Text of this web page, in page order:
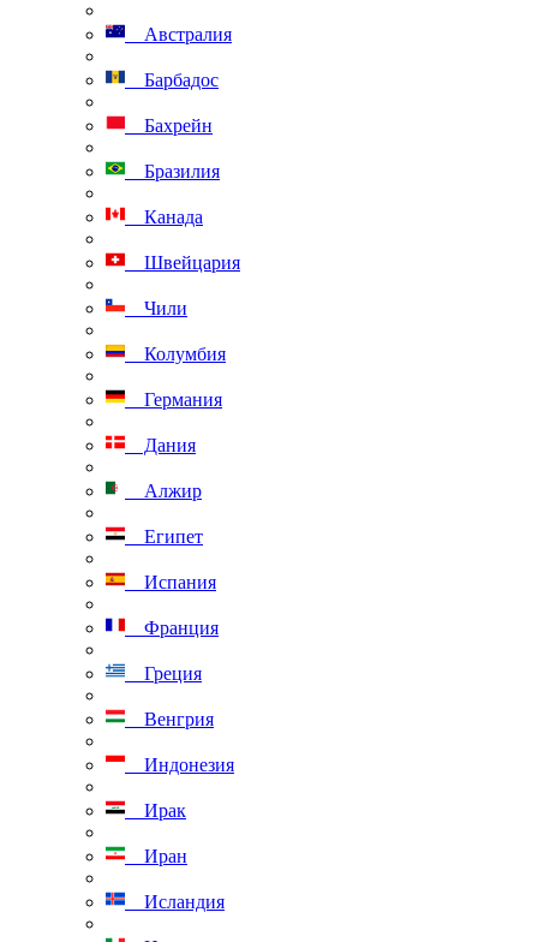
Австралия
Барбадос
Бахрейн
Бразилия
Канада
Швейцария
Чили
Колумбия
Германия
Дания
Алжир
Египет
Испания
Франция
Греция
Венгрия
Индонезия
Ирак
Иран
Исландия